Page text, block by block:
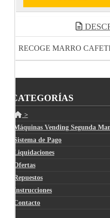
RECOGE MARRO
CATEGORÍAS
>
Máquinas Vending Segunda
Sistema de Pago
Liquidaciones
Ofertas
Repuestos
Instrucciones
Contacto